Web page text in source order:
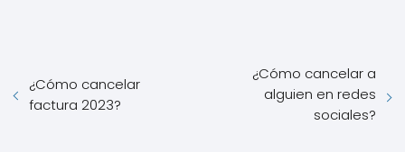
¿Cómo cancelar
factura 2023?
¿Cómo cancelar a
alguien en redes
sociales?